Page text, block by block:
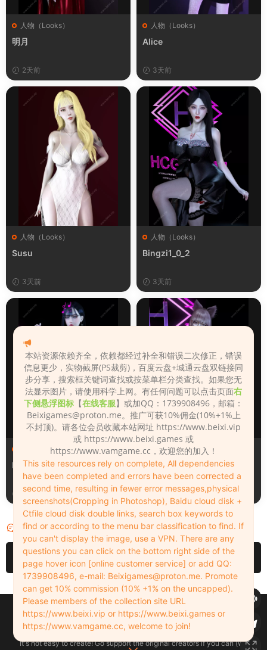
人物（Looks）
明月
2天前
人物（Looks）
Alice
3天前
人物（Looks）
Susu
3天前
人物（Looks）
Bingzi1_0_2
3天前
人物（Looks）
Monica_2_2_2
3天前
人物（Looks）
Lizhen2025
3天前
评论 0
请先登录
Copyleft © 2022-2026 beixi.vip - All Rights Freedom！
创作不易！有能力的同学可以去支持一下原创作者（我们绝对支持），当然
了，您加入这里我们也绝对欢迎！
It's not easy to create! Go support the original creators if you can (we
本站资源依赖齐全，依赖都经过补全和错误二次修正，错误
信息更少，实物截屏(PS裁剪)，百度云盘+城通云盘双链接同
步分享，搜索框关键词查找或按菜单栏分类查找。如果您无
法显示图片，请使用科学上网。有任何问题可以点击页面右
下侧悬浮图标 【在线客服】或加QQ：1739908496，邮箱：
Beixigames@proton.me。推广可获10%佣金(10%+1%上
不封顶)。请各位会员收藏本站网址 https://www.beixi.vip
或 https://www.beixi.games 或
https://www.vamgame.cc，欢迎您的加入！
This site resources rely on complete, All dependencies
have been completed and errors have been corrected a
second time, resulting in fewer error messages,physical
screenshots(Cropping in Photoshop), Baidu cloud disk +
Ctfile cloud disk double links, search box keywords to
find or according to the menu bar classification to find. If
you can't display the image, use a VPN. There are any
questions you can click on the bottom right side of the
page hover icon [online customer service] or add QQ:
1739908496, e-mail: Beixigames@proton.me. Promote
can get 10% commission (10% +1% on the uncapped).
Please members of the collection site URL
https://www.beixi.vip or https://www.beixi.games or
https://www.vamgame.cc, welcome to join!